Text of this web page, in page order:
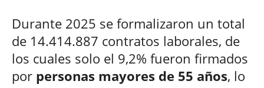
Durante 2025 se formalizaron un total
de 14.414.887 contratos laborales, de
los cuales solo el 9,2% fueron firmados
por personas mayores de 55 años, lo